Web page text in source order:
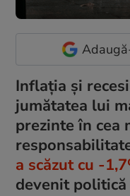
Inflația și
jumătatea lui
prezinte în cea
a scăzut cu -
devenit